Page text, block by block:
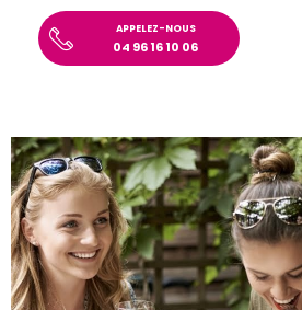
APPELEZ-NOUS
04 96 16 10 06